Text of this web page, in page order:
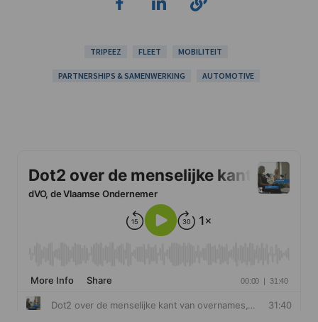
TRIPEEZ FLEET MOBILITEIT
PARTNERSHIPS & SAMENWERKING AUTOMOTIVE